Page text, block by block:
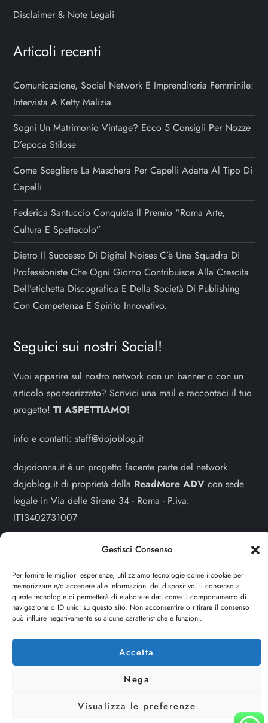
Gestisci Consenso
Per fornire le migliori esperienze, utilizziamo tecnologie come i cookie per
memorizzare e/o accedere alle informazioni del dispositivo. Il consenso a
queste tecnologie ci permetterà di elaborare dati come il comportamento di
navigazione o ID unici su questo sito. Non acconsentire o ritirare il consenso
può influire negativamente su alcune caratteristiche e funzioni.
Accetta
Nega
Visualizza le preferenze
Disclaimer & Note Legali
Articoli recenti
Comunicazione, Social Network E Imprenditoria Femminile:
Intervista A Ketty Malizia
Sogni Un Matrimonio Vintage? Ecco 5 Consigli Per Nozze
D’epoca Stilose
Come Scegliere La Maschera Per Capelli Adatta Al Tipo Di
Capelli
Federica Santuccio Conquista Il Premio “Roma Arte,
Cultura E Spettacolo”
Dietro Il Successo Di Digital Noises C’è Una Squadra Di
Professioniste Che Ogni Giorno Contribuisce Alla Crescita
Dell’etichetta Discografica E Della Società Di Publishing
Con Competenza E Spirito Innovativo.
Seguici sui nostri Social!
Vuoi apparire sul nostro network con un banner o con un
articolo sponsorizzato? Scrivici una mail e raccontaci il tuo
progetto!TI ASPETTIAMO!
info e contatti:staff@dojoblog.it
dojodonna.it è un progetto facente parte del network
dojoblog.it di proprietà della ReadMore ADV con sede
legale in Via delle Sirene 34 - Roma - P.iva:
IT13402731007
Privacy Policy-Cookie Policy
Cerca
Cerca